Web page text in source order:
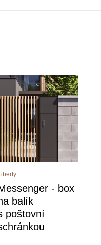
- box
balík
poštovní